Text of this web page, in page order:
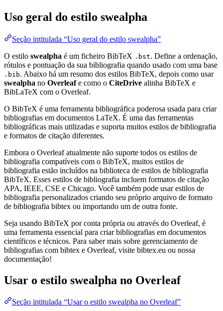
Uso geral do estilo swealpha
Seção intitulada “Uso geral do estilo swealpha”
O estilo swealpha é um ficheiro BibTeX .bst. Define a ordenação,
rótulos e pontuação da sua bibliografia quando usado com uma base
.bib. Abaixo há um resumo dos estilos BibTeX, depois como usar
swealpha no Overleafe como o CiteDrive alinha BibTeX e
BibLaTeX com o Overleaf.
O BibTeX é uma ferramenta bibliográfica poderosa usada para criar
bibliografias em documentos LaTeX. É uma das ferramentas
bibliográficas mais utilizadas e suporta muitos estilos de bibliografia
e formatos de citação diferentes.
Embora o Overleaf atualmente não suporte todos os estilos de
bibliografia compatíveis com o BibTeX, muitos estilos de
bibliografia estão incluídos na biblioteca de estilos de bibliografia
BibTeX. Esses estilos de bibliografia incluem formatos de citação
APA, IEEE, CSE e Chicago. Você também pode usar estilos de
bibliografia personalizados criando seu próprio arquivo de formato
de bibliografia bibtex ou importando um de outra fonte.
Seja usando BibTeX por conta própria ou através do Overleaf, é
uma ferramenta essencial para criar bibliografias em documentos
científicos e técnicos. Para saber mais sobre gerenciamento de
bibliografias com bibtex e Overleaf, visite bibtex.eu ou nossa
documentação!
Usar o estilo swealpha no Overleaf
Seção intitulada “Usar o estilo swealpha no Overleaf”